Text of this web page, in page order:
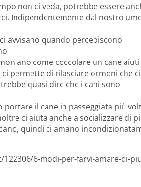
non ci veda, potrebbe essere
Indipendentemente dal nostro
avvisano quando percepiscono
come coccolare un cane aiuti
permette di rilasciare ormoni che ci
quasi dire che i cani sono
portare il cane in passeggiata più
ci aiuta anche a socializzare di
quindi ci amano
6-modi-per-farvi-amare-di-